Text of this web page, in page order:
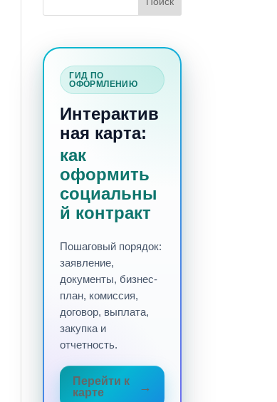
ГИД ПО
ОФОРМЛЕНИЮ
Интерактив
ная карта:
как
оформить
социальны
й контракт
Пошаговый порядок:
заявление,
документы, бизнес-
план, комиссия,
договор, выплата,
закупка и
отчетность.
Перейти к
карте